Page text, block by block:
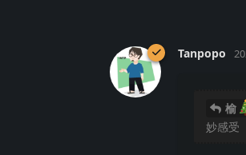
Tanpopo
榆
妙感受